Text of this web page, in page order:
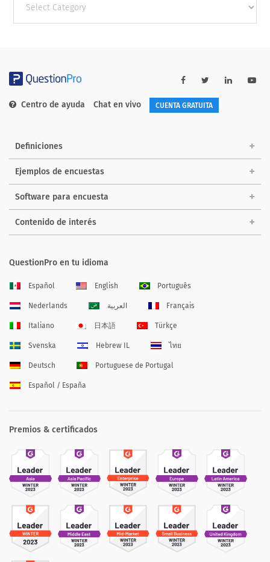
categories
Centro de ayuda Chat en vivo CUENTA GRATUITA
Definiciones
Ejemplos de encuestas
Software para encuesta
Contenido de interés
QuestionPro en tu idioma
Español English Português
Nederlands العربية Français
Italiano 日本語 Türkçe
Svenska Hebrew IL ไทย
Deutsch Portuguese de Portugal
Español / España
Premios & certificados